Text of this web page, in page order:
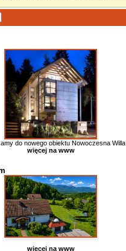
do nowego obiektu Nowoczesna Willa
więcej na www
więcej na www